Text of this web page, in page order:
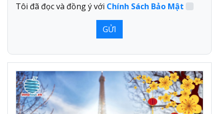
Tôi đã đọc và đồng ý với Chính Sách Bảo Mật